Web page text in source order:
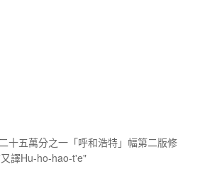
十五萬分之一「呼和浩特」幅第二版修
譯Hu-ho-hao-t'e"